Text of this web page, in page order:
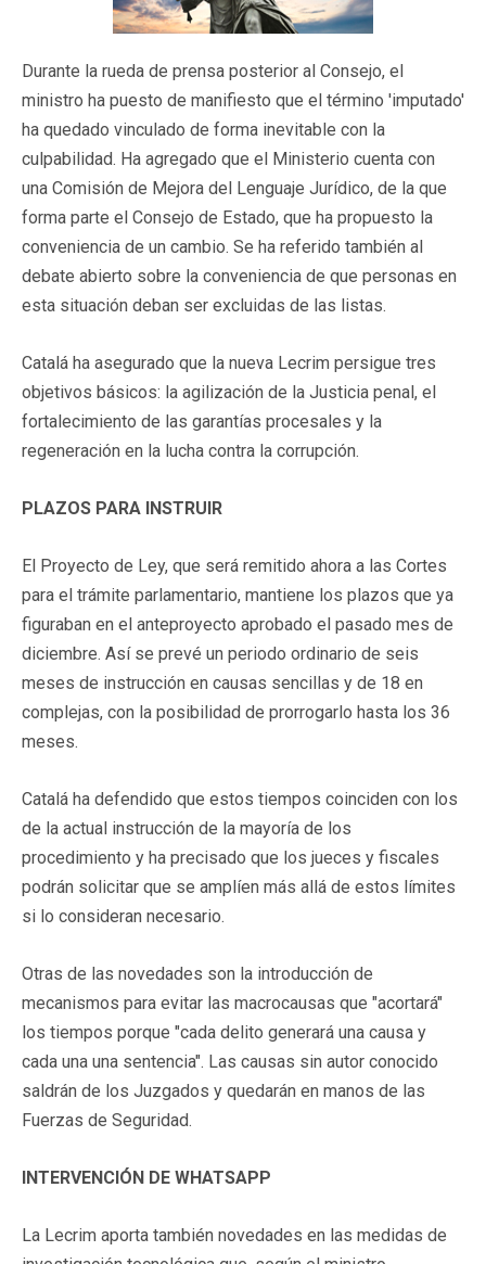
Durante la rueda de prensa posterior al Consejo, el
ministro ha puesto de manifiesto que el término 'imputado'
ha quedado vinculado de forma inevitable con la
culpabilidad. Ha agregado que el Ministerio cuenta con
una Comisión de Mejora del Lenguaje Jurídico, de la que
forma parte el Consejo de Estado, que ha propuesto la
conveniencia de un cambio. Se ha referido también al
debate abierto sobre la conveniencia de que personas en
esta situación deban ser excluidas de las listas.
Catalá ha asegurado que la nueva Lecrim persigue tres
objetivos básicos: la agilización de la Justicia penal, el
fortalecimiento de las garantías procesales y la
regeneración en la lucha contra la corrupción.
PLAZOS PARA INSTRUIR
El Proyecto de Ley, que será remitido ahora a las Cortes
para el trámite parlamentario, mantiene los plazos que ya
figuraban en el anteproyecto aprobado el pasado mes de
diciembre. Así se prevé un periodo ordinario de seis
meses de instrucción en causas sencillas y de 18 en
complejas, con la posibilidad de prorrogarlo hasta los 36
meses.
Catalá ha defendido que estos tiempos coinciden con los
de la actual instrucción de la mayoría de los
procedimiento y ha precisado que los jueces y fiscales
podrán solicitar que se amplíen más allá de estos límites
si lo consideran necesario.
Otras de las novedades son la introducción de
mecanismos para evitar las macrocausas que "acortará"
los tiempos porque "cada delito generará una causa y
cada una una sentencia". Las causas sin autor conocido
saldrán de los Juzgados y quedarán en manos de las
Fuerzas de Seguridad.
INTERVENCIÓN DE WHATSAPP
La Lecrim aporta también novedades en las medidas de